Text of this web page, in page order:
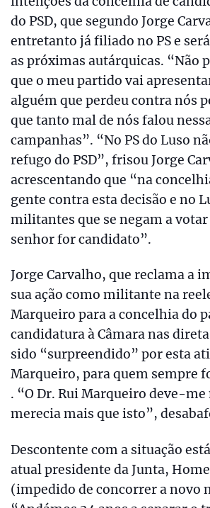
do PSD, que segundo Jorge
entretanto já filiado no PS e
as próximas autárquicas. “Não
que o meu partido vai
alguém que perdeu contra nós
que tanto mal de nós falou
campanhas”. “No PS do Luso
refugo do PSD”, frisou Jorge
acrescentando que “na
gente contra esta decisão e no
militantes que se negam a votar
senhor for candidato”.
Jorge Carvalho, que reclama a
sua ação como militante na
Marqueiro para a concelhia do
candidatura à Câmara nas
sido “surpreendido” por esta
Marqueiro, para quem sempre
. “O Dr. Rui Marqueiro deve-
merecia mais que isto”,
Descontente com a situação
atual presidente da Junta,
(impedido de concorrer a novo